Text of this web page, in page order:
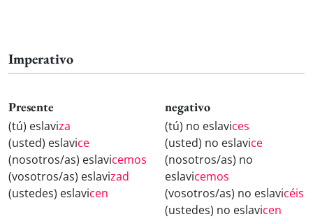
Imperativo
Presente
(tú) eslaviza
(usted) eslavice
(nosotros/as) eslavicemos
(vosotros/as) eslavizad
(ustedes) eslavicen
negativo
(tú) no eslavices
(usted) no eslavice
(nosotros/as) no
eslavicemos
(vosotros/as) no eslavicéis
(ustedes) no eslavicen